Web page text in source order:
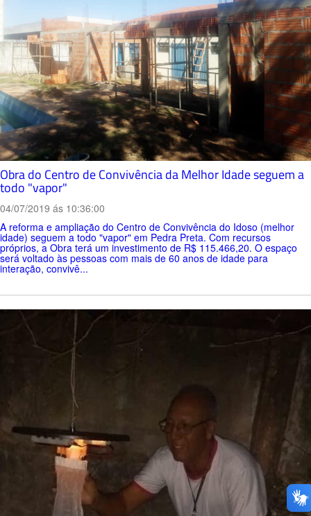
Obra do Centro de Convivência da Melhor Idade seguem a
todo "vapor"
04/07/2019 ás 10:36:00
A reforma e ampliação do Centro de Convivência do Idoso (melhor
idade) seguem a todo "vapor" em Pedra Preta. Com recursos
próprios, a Obra terá um investimento de R$ 115.466,20. O espaço
será voltado às pessoas com mais de 60 anos de idade para
interação, convivê...